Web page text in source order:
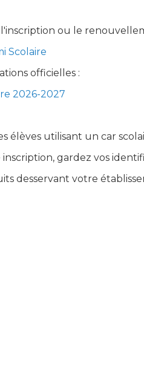
ou le
Scolaire
officielles :
2026-2027
élèves utilisant uncar
gardez vos
desservant votre